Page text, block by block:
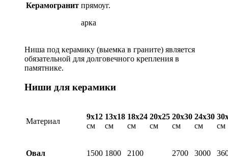
Керамогранит прямоуг.
арка
Ниша под керамику (выемка в граните) является
обязательной для долговечного крепления в
памятнике.
Ниши для керамики
Материал
9х12
см
13х18
см
18х24
см
20х25
см
20х30
см
24х30
см
см
Овал 1500 1800 2100 2700 3000